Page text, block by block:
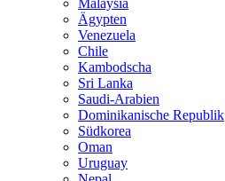
Malaysia
Ägypten
Venezuela
Chile
Kambodscha
Sri Lanka
Saudi-Arabien
Dominikanische Republik
Südkorea
Oman
Uruguay